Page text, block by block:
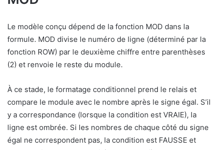
Le modèle conçu dépend de la fonction MOD dans la
formule. MOD divise le numéro de ligne (déterminé par la
fonction ROW) par le deuxième chiffre entre parenthèses
(2) et renvoie le reste du module.
À ce stade, le formatage conditionnel prend le relais et
compare le module avec le nombre après le signe égal. S’il
y a correspondance (lorsque la condition est VRAIE), la
ligne est ombrée. Si les nombres de chaque côté du signe
égal ne correspondent pas, la condition est FAUSSE et